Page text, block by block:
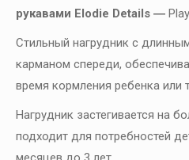
рукавами Elodie Details ―
Стильный нагрудник с
карманом спереди,
время кормления ребенка или
Нагрудник застегивается на
подходит для потребностей